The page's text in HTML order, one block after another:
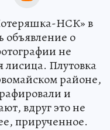
НСК» в
объявление о
не
Плутовка
районе,
и
вдруг это не
прирученное.